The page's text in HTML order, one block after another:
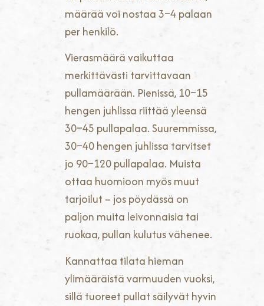
määrää voi nostaa 3–4 palaan
per henkilö.
Vierasmäärä vaikuttaa
merkittävästi tarvittavaan
pullamäärään. Pienissä, 10–15
hengen juhlissa riittää yleensä
30–45 pullapalaa. Suuremmissa,
30–40 hengen juhlissa tarvitset
jo 90–120 pullapalaa. Muista
ottaa huomioon myös muut
tarjoilut – jos pöydässä on
paljon muita leivonnaisia tai
ruokaa, pullan kulutus vähenee.
Kannattaa tilata hieman
ylimääräistä varmuuden vuoksi,
sillä tuoreet pullat säilyvät hyvin